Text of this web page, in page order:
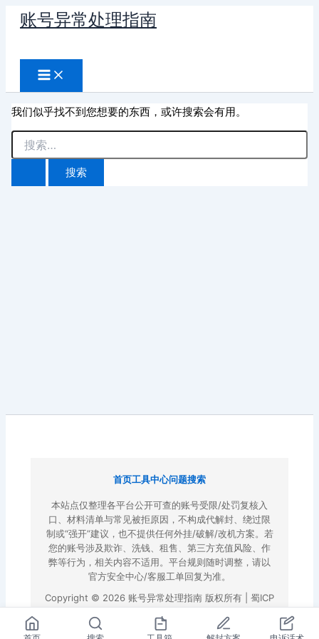
账号异常处理指南
索
我们似乎找不到您想要的东西，或许搜索会有用。
搜
索：
首页工具中心问题搜索
本站点仅整理各平台公开可查的账号受限/处罚复核入
口、材料清单与常见被拒原因，不构成代解封、绕过限
制或“强开”建议，也不提供任何外挂/破解/改机方案。若
您的账号涉及欺诈、洗钱、租售、第三方充值风险、作
弊等行为，相关内容不适用。平台规则随时调整，请以
官方安全中心/客服工单回复为准。
Copyright © 2026 账号异常处理指南 版权所有 | 蜀ICP